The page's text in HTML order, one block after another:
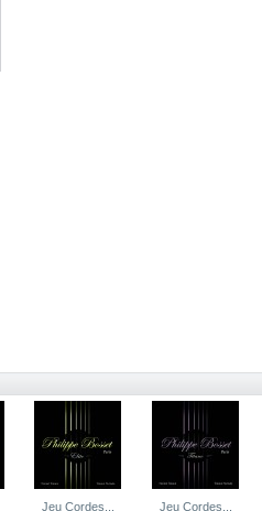
Jeu Cordes... Jeu Cordes...